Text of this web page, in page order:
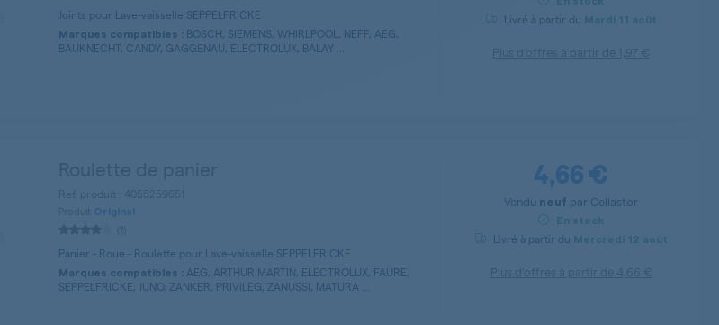
Joints pour Lave-vaisselle SEPPELFRICKE
Marques compatibles : BOSCH, SIEMENS, WHIRLPOOL, NEFF, AEG,
BAUKNECHT, CANDY, GAGGENAU, ELECTROLUX, BALAY ...
Livré à partir du Mardi 11 août
Original
Panier - Roue - Roulette pour Lave-vaisselle SEPPELFRICKE
Marques compatibles : AEG, ARTHUR MARTIN, ELECTROLUX, FAURE,
SEPPELFRICKE, JUNO, ZANKER, PRIVILEG, ZANUSSI, MATURA ...
4,66 €
Vendu neuf par Cellastor
En stock
Livré à partir du Mercredi 12 août